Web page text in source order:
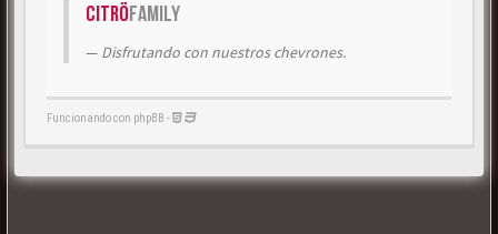
CitröFamily
Disfrutando con nuestros chevrones.
Funcionando con phpBB -